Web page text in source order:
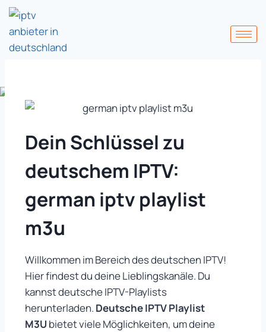
Dein Schlüssel zu
deutschem IPTV:
german iptv playlist
m3u
Willkommen im Bereich des deutschen IPTV!
Hier findest du deine Lieblingskanäle. Du
kannst deutsche IPTV-Playlists
herunterladen. Deutsche IPTV Playlist
M3U bietet viele Möglichkeiten, um deine